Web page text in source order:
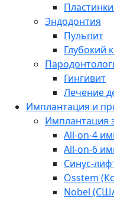
Эндодонтия
Пульпит
Глубокий
Гингивит
Лечение
Имплантация и
Имплантация
All-on-4
All-on-6
Синус-
Osstem
Nobel